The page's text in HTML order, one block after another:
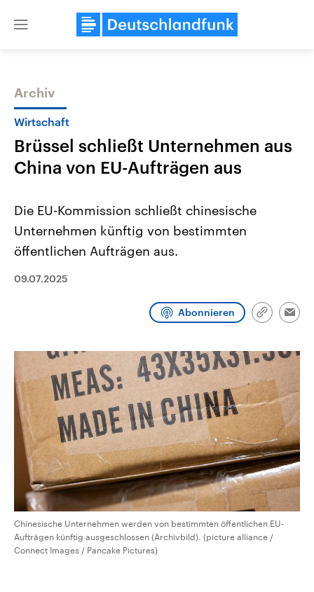
Close
Themen
Landtagswahl Sachsen-Anhalt
2026
Sachsen-Anhalt wählt am 6.
Bundesland von einer Koalition aus
und Hintergründe zu den Parteien
und Kandidaten der anstehenden
Wahl.
den mächtigsten Ländern
mit großem Einfluss auf
aktuelle Weltgeschehen.
Sendungen Programm Podcasts
Audio-Archiv
Archiv
Wirtschaft
Brüssel schließt Unternehmen aus
China von EU-Aufträgen aus
Die EU-Kommission schließt chinesische
Unternehmen künftig von bestimmten
öffentlichen Aufträgen aus.
09.07.2025
Abonnieren
Link
Chinesische Unternehmen werden von bestimmten öffentlichen EU-
Aufträgen künftig ausgeschlossen (Archivbild). (picture alliance /
Connect Images / Pancake Pictures)